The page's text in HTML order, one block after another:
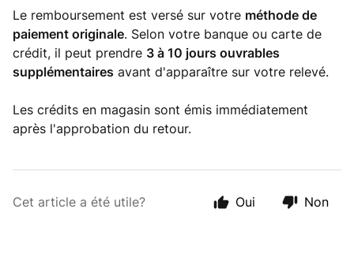
Le remboursement est versé sur votre méthode de
paiement originale. Selon votre banque ou carte de
crédit, il peut prendre 3 à 10 jours ouvrables
supplémentaires avant d'apparaître sur votre relevé.
Les crédits en magasin sont émis immédiatement
après l'approbation du retour.
Cet article a été utile? Oui Non